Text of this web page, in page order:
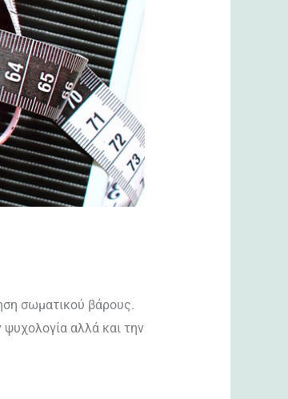
σωματικού βάρους.
αλλά και την